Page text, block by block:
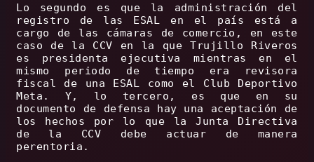
Lo segundo es que la administración del
registro de las ESAL en el país está a
cargo de las cámaras de comercio, en este
caso de la CCV en la que Trujillo Riveros
es presidenta ejecutiva mientras en el
mismo periodo de tiempo era revisora
fiscal de una ESAL como el Club Deportivo
Meta. Y, lo tercero, es que en su
documento de defensa hay una aceptación de
los hechos por lo que la Junta Directiva
de la CCV debe actuar de manera
perentoria.